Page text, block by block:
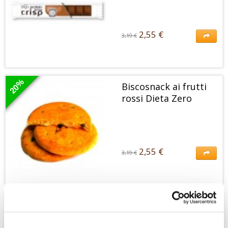
3,19 € 2,55 €
fibre a basso contenuto di carboidrati che...
20%
Biscosnack ai frutti
rossi Dieta Zero
3,19 € 2,55 €
I biscosnack ai frutti rossi Dieta Zero sono un ottimo snack dolce e che è
Extra Zero Wafer al
Cioccolato